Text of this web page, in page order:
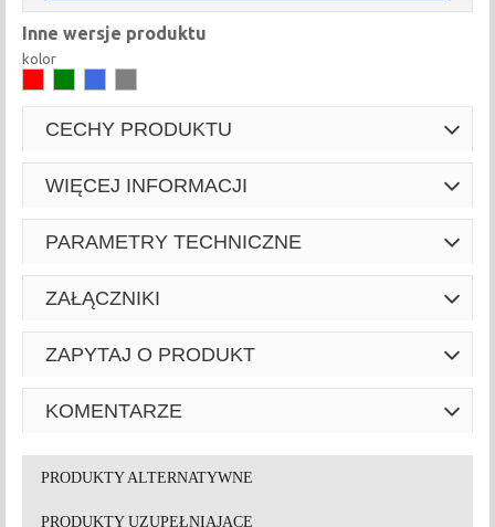
Inne wersje produktu
kolor
CECHY PRODUKTU
WIĘCEJ INFORMACJI
PARAMETRY TECHNICZNE
ZAŁĄCZNIKI
ZAPYTAJ O PRODUKT
KOMENTARZE
PRODUKTY ALTERNATYWNE
PRODUKTY UZUPEŁNIAJĄCE